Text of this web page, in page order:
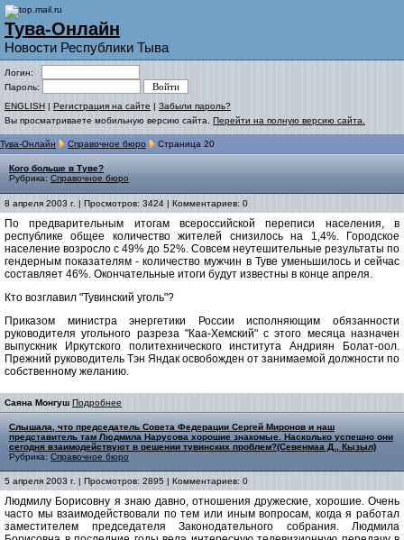
Тува-Онлайн
Новости Республики Тыва
Логин:
Пароль:
ENGLISH | Регистрация на сайте | Забыли пароль?
Вы просматриваете мобильную версию сайта. Перейти на полную версию сайта.
Тува-Онлайн Справочное бюро Страница 20
Кого больше в Туве?
Рубрика: Справочное бюро
8 апреля 2003 г. | Просмотров: 3424 | Комментариев: 0
По предварительным итогам всероссийской переписи населения, в
республике общее количество жителей снизилось на 1,4%. Городское
население возросло с 49% до 52%. Совсем неутешительные результаты по
гендерным показателям - количество мужчин в Туве уменьшилось и сейчас
составляет 46%. Окончательные итоги будут известны в конце апреля.
Кто возглавил "Тувинский уголь"?
Приказом министра энергетики России исполняющим обязанности
руководителя угольного разреза "Каа-Хемский" с этого месяца назначен
выпускник Иркутского политехнического института Андриян Болат-оол.
Прежний руководитель Тэн Яндак освобожден от занимаемой должности по
собственному желанию.
Саяна Монгуш Подробнее
Слышала, что председатель Совета Федерации Сергей Миронов и наш
представитель там Людмила Нарусова хорошие знакомые. Насколько успешно они
сегодня взаимодействуют в решении тувинских проблем?(Севенмаа Д., Кызыл)
Рубрика: Справочное бюро
5 апреля 2003 г. | Просмотров: 2895 | Комментариев: 0
Людмилу Борисовну я знаю давно, отношения дружеские, хорошие. Очень
часто мы взаимодействовали по тем или иным вопросам, когда я работал
заместителем председателя Законодательного собрания. Людмила